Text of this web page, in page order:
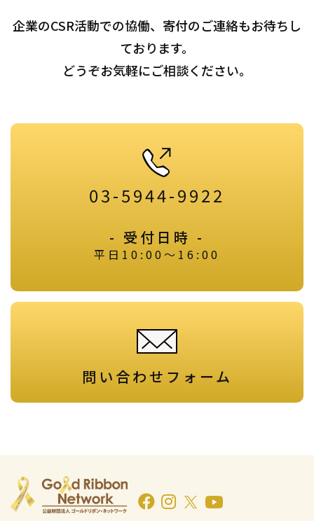
企業のCSR活動での協働、寄付のご連絡もお待ちし
ております。
どうぞお気軽にご相談ください。
03-5944-9922
- 受付日時 -
平日10:00～16:00
問い合わせフォーム